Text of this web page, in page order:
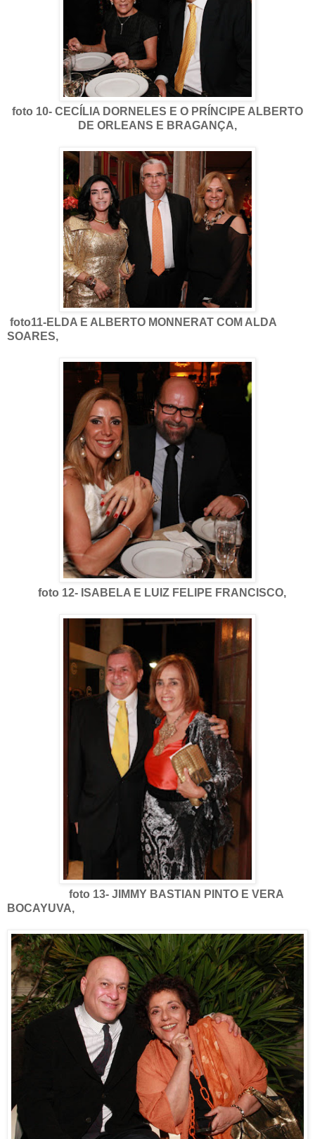
foto 10- CECÍLIA DORNELES E O PRÍNCIPE ALBERTO
DE ORLEANS E BRAGANÇA,
foto11-ELDA E ALBERTO MONNERAT COM ALDA
SOARES,
foto 12- ISABELA E LUIZ FELIPE FRANCISCO,
foto 13- JIMMY BASTIAN PINTO E VERA
BOCAYUVA,